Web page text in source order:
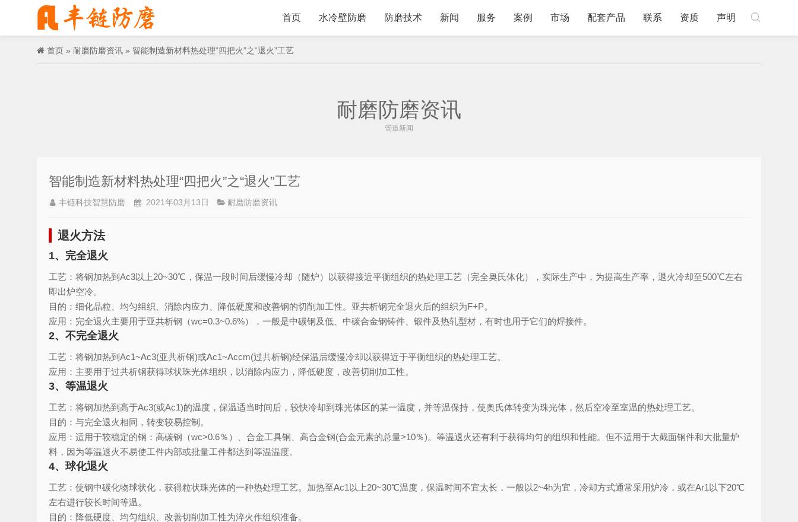

首页 水冷壁防磨 防磨技术 新闻 服务 案例 市场 配套产品 联系 资质 声明
首页 » 耐磨防磨资讯 » 智能制造新材料热处理“四把火”之“退火”工艺
耐磨防磨资讯
管道新闻
智能制造新材料热处理“四把火”之“退火”工艺
丰链科技智慧防磨 2021年03月13日 耐磨防磨资讯
退火方法
1、完全退火
工艺：将钢加热到Ac3以上20~30℃，保温一段时间后缓慢冷却（随炉）以获得接近平衡组织的热处理工艺（完全奥氏体化），实际生产中，为提高生产率，退火冷却至500℃左右
即出炉空冷。
目的：细化晶粒、均匀组织、消除内应力、降低硬度和改善钢的切削加工性。亚共析钢完全退火后的组织为F+P。
应用：完全退火主要用于亚共析钢（wc=0.3~0.6%），一般是中碳钢及低、中碳合金钢铸件、锻件及热轧型材，有时也用于它们的焊接件。
2、不完全退火
工艺：将钢加热到Ac1~Ac3(亚共析钢)或Ac1~Accm(过共析钢)经保温后缓慢冷却以获得近于平衡组织的热处理工艺。
应用：主要用于过共析钢获得球状珠光体组织，以消除内应力，降低硬度，改善切削加工性。
3、等温退火
工艺：将钢加热到高于Ac3(或Ac1)的温度，保温适当时间后，较快冷却到珠光体区的某一温度，并等温保持，使奥氏体转变为珠光体，然后空冷至室温的热处理工艺。
目的：与完全退火相同，转变较易控制。
应用：适用于较稳定的钢：高碳钢（wc>0.6％）、合金工具钢、高合金钢(合金元素的总量>10％)。等温退火还有利于获得均匀的组织和性能。但不适用于大截面钢件和大批量炉
料，因为等温退火不易使工件内部或批量工件都达到等温温度。
4、球化退火
工艺：使钢中碳化物球状化，获得粒状珠光体的一种热处理工艺。加热至Ac1以上20~30℃温度，保温时间不宜太长，一般以2~4h为宜，冷却方式通常采用炉冷，或在Ar1以下20℃
左右进行较长时间等温。
目的：降低硬度、均匀组织、改善切削加工性为淬火作组织准备。